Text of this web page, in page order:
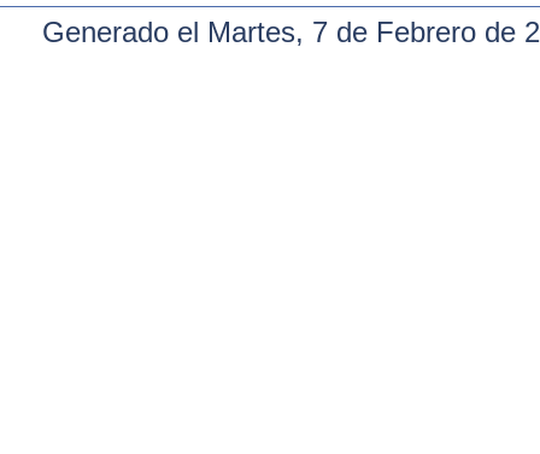
Generado el Martes, 7 de Febrero de